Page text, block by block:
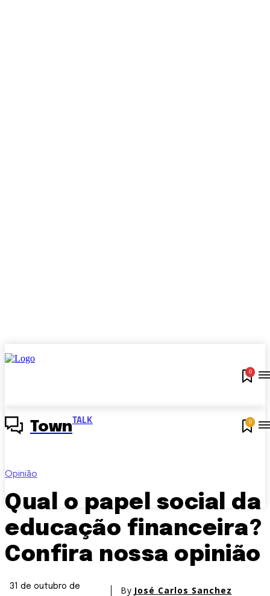
0
Town TALK 0
Opinião
Qual o papel social da
educação financeira?
Confira nossa opinião
31 de outubro de By José Carlos Sanchez